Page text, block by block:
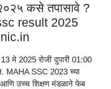
२०२५ कसे तपासावे ?
result 2025
मे 2025 रोजी दुपारी 01:00
MAHA SSC 2023 च्या
आणि उच्च शिक्षण मंडळाने फेब